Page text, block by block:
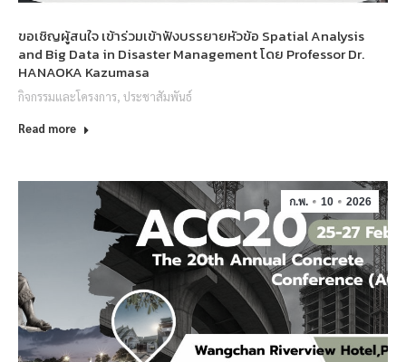
ขอเชิญผู้สนใจ เข้าร่วมเข้าฟังบรรยายหัวข้อ Spatial Analysis
and Big Data in Disaster Management โดย Professor Dr.
HANAOKA Kazumasa
กิจกรรมและโครงการ, ประชาสัมพันธ์
Read more
ก.พ. 10 2026